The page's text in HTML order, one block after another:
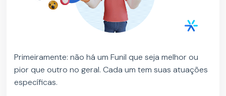
Primeiramente: não há um Funil que seja melhor ou
pior que outro no geral. Cada um tem suas atuações
específicas.